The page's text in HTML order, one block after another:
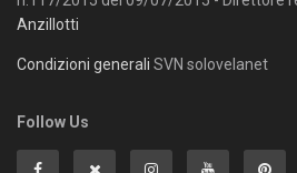
Anzillotti
Condizioni generali SVN solovelanet
Follow Us